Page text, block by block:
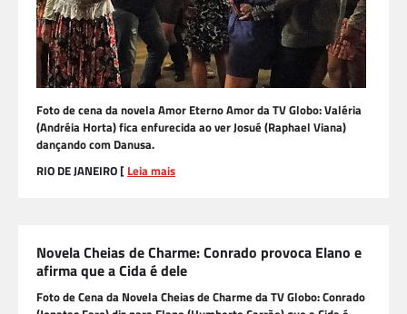
Foto de cena da novela Amor Eterno Amor da TV Globo: Valéria
(Andréia Horta) fica enfurecida ao ver Josué (Raphael Viana)
dançando com Danusa.
RIO DE JANEIRO [ Leia mais
Novela Cheias de Charme: Conrado provoca Elano e
afirma que a Cida é dele
Foto de Cena da Novela Cheias de Charme da TV Globo: Conrado